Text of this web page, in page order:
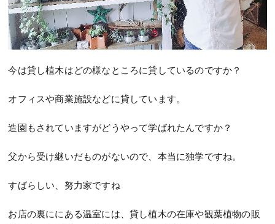
今は貸し植木はどの様なところに貸しているのですか？
オフィスや商業施設などに貸しています。
造園もされていますがどうやって学ばれたんですか？
父から受け継いだものがないので、本当に独学ですね。
すばらしい、努力家ですね
お店の裏ににある温室には、貸し植木の在庫や観葉植物の販